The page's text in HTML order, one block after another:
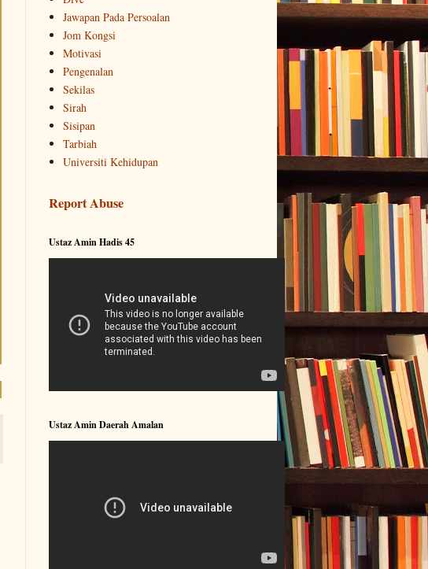
Jawapan Pada Persoalan
Jom Kongsi
Motivasi
Pengenalan
Sekilas
Sirah
Sisipan
Tarbiah
Universiti Kehidupan
Report Abuse
Ustaz Amin Hadis 45
Ustaz Amin Daerah Amalan